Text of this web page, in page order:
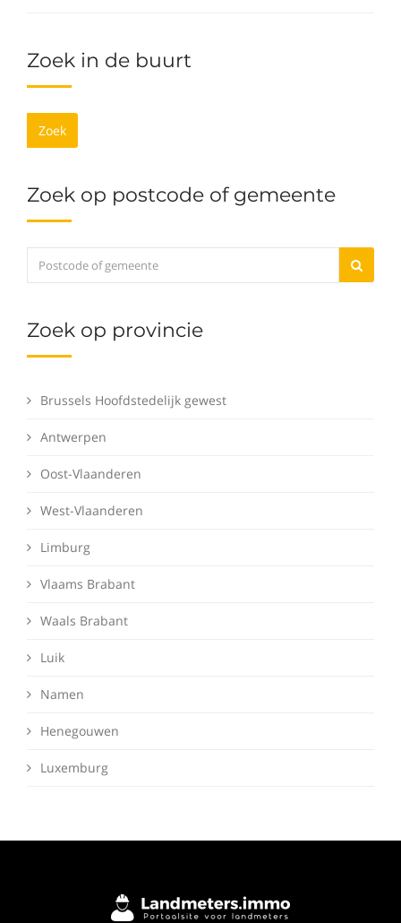
Deze website maakt gebruik van cookies om
Zoek in de buurt
Zoek
Zoek op postcode of gemeente
Zoek op provincie
Brussels Hoofdstedelijk gewest
Antwerpen
Oost-Vlaanderen
West-Vlaanderen
Limburg
Vlaams Brabant
Waals Brabant
Luik
Namen
Henegouwen
Luxemburg